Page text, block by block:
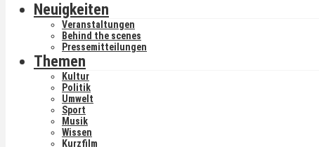
Neuigkeiten
Veranstaltungen
Behind the scenes
Pressemitteilungen
Themen
Kultur
Politik
Umwelt
Sport
Musik
Wissen
Kurzfilm